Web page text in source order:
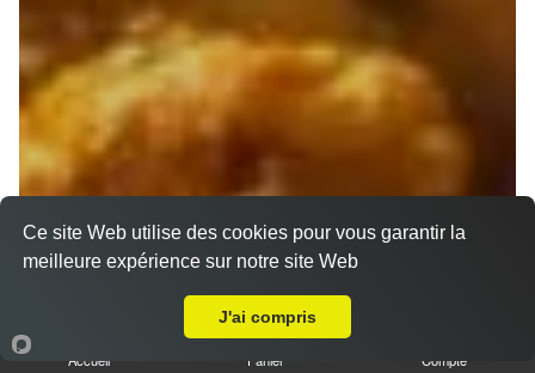
Accueil Panier Compte
Ce site Web utilise des cookies pour vous garantir la
meilleure expérience sur notre site Web
J'ai compris